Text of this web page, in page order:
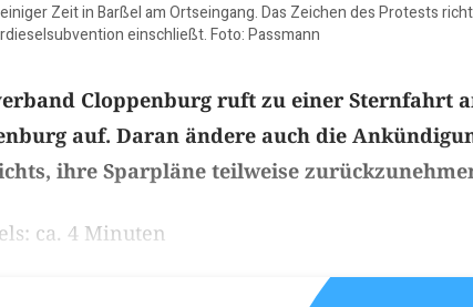
Zeit in Barßel am Ortseingang. Das Zeichen des Protests
einschließt. Foto: Passmann
Cloppenburg ruft zu einer Sternfahrt
auf. Daran ändere auch die
ihre Sparpläne teilweise
ca. 4 Minuten